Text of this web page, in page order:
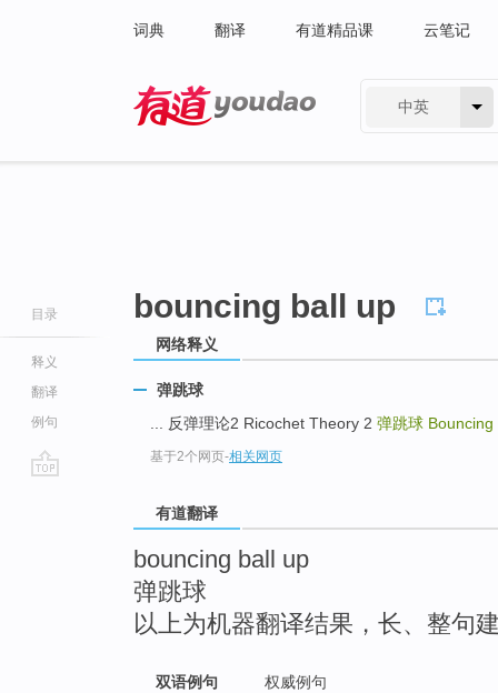
词典 翻译 有道精品课 云笔记
中英
目录
释义
翻译
例句
bouncing ball up
网络释义
弹跳球
... 反弹理论2 Ricochet Theory 2 弹跳球 Bouncing
基于2个网页-相关网页
有道翻译
bouncing ball up
弹跳球
以上为机器翻译结果，长、整句
双语例句 权威例句